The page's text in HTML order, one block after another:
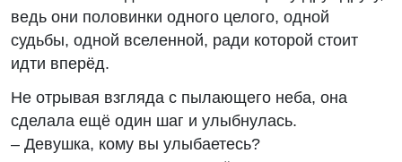
ведь они половинки одного целого, одной
судьбы, одной вселенной, ради которой стоит
идти вперёд.
Не отрывая взгляда с пылающего неба, она
сделала ещё один шаг и улыбнулась.
– Девушка, кому вы улыбаетесь?